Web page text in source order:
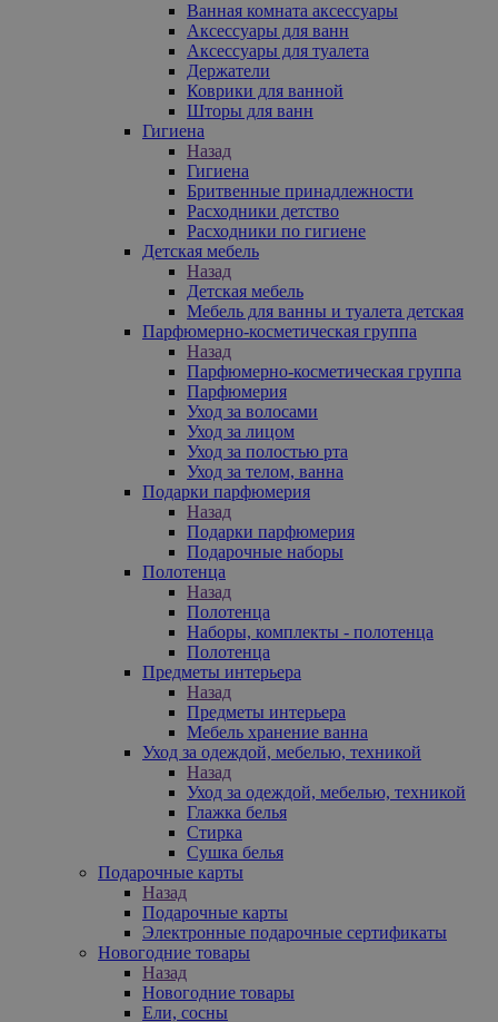
Ванная комната аксессуары
Аксессуары для ванн
Аксессуары для туалета
Держатели
Коврики для ванной
Шторы для ванн
Гигиена
Назад
Гигиена
Бритвенные принадлежности
Расходники детство
Расходники по гигиене
Детская мебель
Назад
Детская мебель
Мебель для ванны и туалета детская
Парфюмерно-косметическая группа
Назад
Парфюмерно-косметическая группа
Парфюмерия
Уход за волосами
Уход за лицом
Уход за полостью рта
Уход за телом, ванна
Подарки парфюмерия
Назад
Подарки парфюмерия
Подарочные наборы
Полотенца
Назад
Полотенца
Наборы, комплекты - полотенца
Полотенца
Предметы интерьера
Назад
Предметы интерьера
Мебель хранение ванна
Уход за одеждой, мебелью, техникой
Назад
Уход за одеждой, мебелью, техникой
Глажка белья
Стирка
Сушка белья
Подарочные карты
Назад
Подарочные карты
Электронные подарочные сертификаты
Новогодние товары
Назад
Новогодние товары
Ели, сосны